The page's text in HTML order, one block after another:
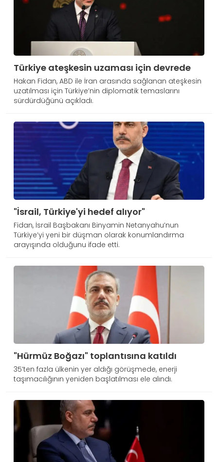
Türkiye ateşkesin uzaması için devrede
Hakan Fidan, ABD ile İran arasında sağlanan ateşkesin
uzatılması için Türkiye’nin diplomatik temaslarını
sürdürdüğünü açıkladı.
"İsrail, Türkiye'yi hedef alıyor"
Fidan, İsrail Başbakanı Binyamin Netanyahu’nun
Türkiye’yi yeni bir düşman olarak konumlandırma
arayışında olduğunu ifade etti.
"Hürmüz Boğazı" toplantısına katıldı
35’ten fazla ülkenin yer aldığı görüşmede, enerji
taşımacılığının yeniden başlatılması ele alındı.